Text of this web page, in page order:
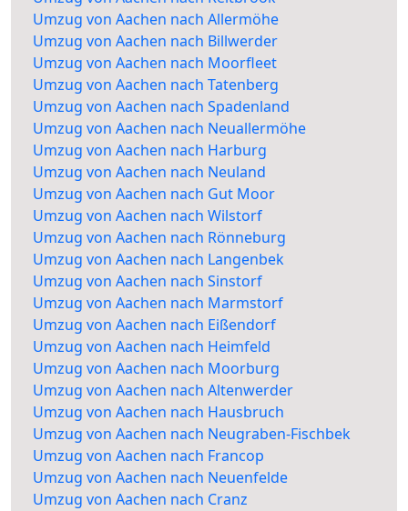
Umzug von Aachen nach Allermöhe
Umzug von Aachen nach Billwerder
Umzug von Aachen nach Moorfleet
Umzug von Aachen nach Tatenberg
Umzug von Aachen nach Spadenland
Umzug von Aachen nach Neuallermöhe
Umzug von Aachen nach Harburg
Umzug von Aachen nach Neuland
Umzug von Aachen nach Gut Moor
Umzug von Aachen nach Wilstorf
Umzug von Aachen nach Rönneburg
Umzug von Aachen nach Langenbek
Umzug von Aachen nach Sinstorf
Umzug von Aachen nach Marmstorf
Umzug von Aachen nach Eißendorf
Umzug von Aachen nach Heimfeld
Umzug von Aachen nach Moorburg
Umzug von Aachen nach Altenwerder
Umzug von Aachen nach Hausbruch
Umzug von Aachen nach Neugraben-Fischbek
Umzug von Aachen nach Francop
Umzug von Aachen nach Neuenfelde
Umzug von Aachen nach Cranz